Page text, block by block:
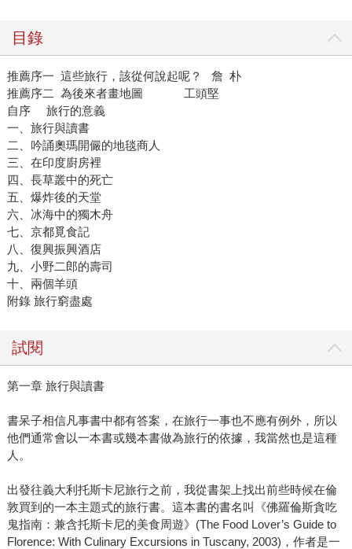
目錄
推薦序一 這些旅行，該從何說起呢？ 詹 朴
推薦序二 為後來者畫地圖 工頭堅
自序 旅行的意義
一、旅行與讀書
二、吟誦奧瑪開儼的地毯商人
三、在印度廚房裡
四、長草叢中的死亡
五、爆炸後的天堂
六、冰海中的獨木舟
七、京都覓食記
八、復興振興酒店
九、小野二郎的壽司
十、兩個羊頭
附錄 旅行窮盡處
試閱
第一章 旅行與讀書
書呆子相信凡事書中都有答案，在旅行一事也不應有例外，所以
他們通常會以一本書或幾本書做為旅行的依據，我當然也是這種
人。
出發往義大利托斯卡尼旅行之前，我從書架上找出前些時候在倫
敦買到的一本主題式的旅行書。這本書的書名叫《佛羅倫斯貪吃
鬼指南：兼含托斯卡尼的美食周遊》(The Food Lover’s Guide to
Florence: With Culinary Excursions in Tuscany, 2003)，作者是一